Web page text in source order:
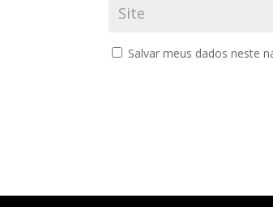
Salvar meus dados neste